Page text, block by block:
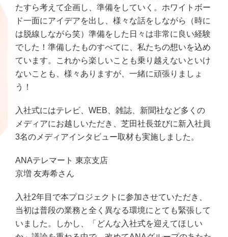
たすら考えて企画し、準備をしていく。ホワイトボー
ド一面にアイデアを出し、様々な話をしながら（時に
は脱線しながら笑）準備をした日々は非常に良い経験
でした！準備したものすべてに、私たちの想いを込め
ています。これから楽しいことも乗り越えないといけ
ないことも、様々ありますが、一緒に頑張りましょ
う！
入社式にはテレビ、WEB、雑誌、新聞社など多くの
メディアにお越しいただき、芝田社長並びに新入社員
3名のメディアインタビュー取材も実施しました。
ANAテレマート 東京支店
京増 友寿希さん
入社2年目で本プロジェクトに参加させていただき、
当初は普段の業務と全く異なる環境にとても緊張して
いました。しかし、「どんな入社式を迎えてほしい